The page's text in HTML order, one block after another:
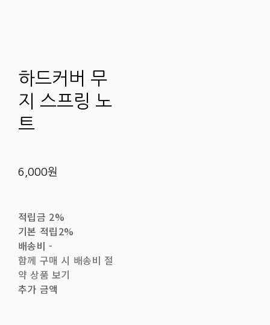
하드커버 무
지 스프링 노
트
6,000원
적립금 2%
기본 적립2%
배송비-
함께 구매 시 배송비 절
약 상품 보기
추가 금액